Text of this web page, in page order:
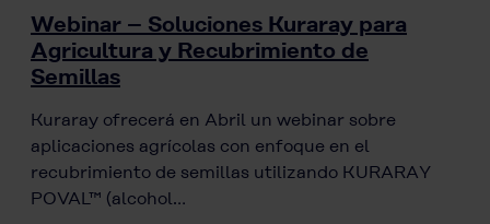
Webinar – Soluciones Kuraray para
Agricultura y Recubrimiento de
Semillas
Kuraray ofrecerá en Abril un webinar sobre
aplicaciones agrícolas con enfoque en el
recubrimiento de semillas utilizando KURARAY
POVAL™ (alcohol…